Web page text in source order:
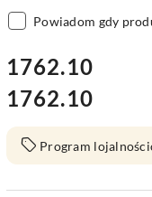
Powiadom gdy
cena:
1762.10
Cena:
1762.10
Program